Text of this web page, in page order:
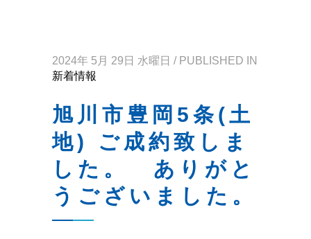
2024年 5月 29日 水曜日 / PUBLISHED IN
新着情報
旭川市豊岡5条(土
地) ご成約致しま
した。 ありがと
うございました。